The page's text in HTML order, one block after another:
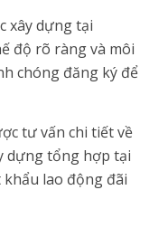
xây dựng tại
độ rõ ràng và môi
chóng đăng ký để
tư vấn chi tiết về
dựng tổng hợp tại
lao động đãi